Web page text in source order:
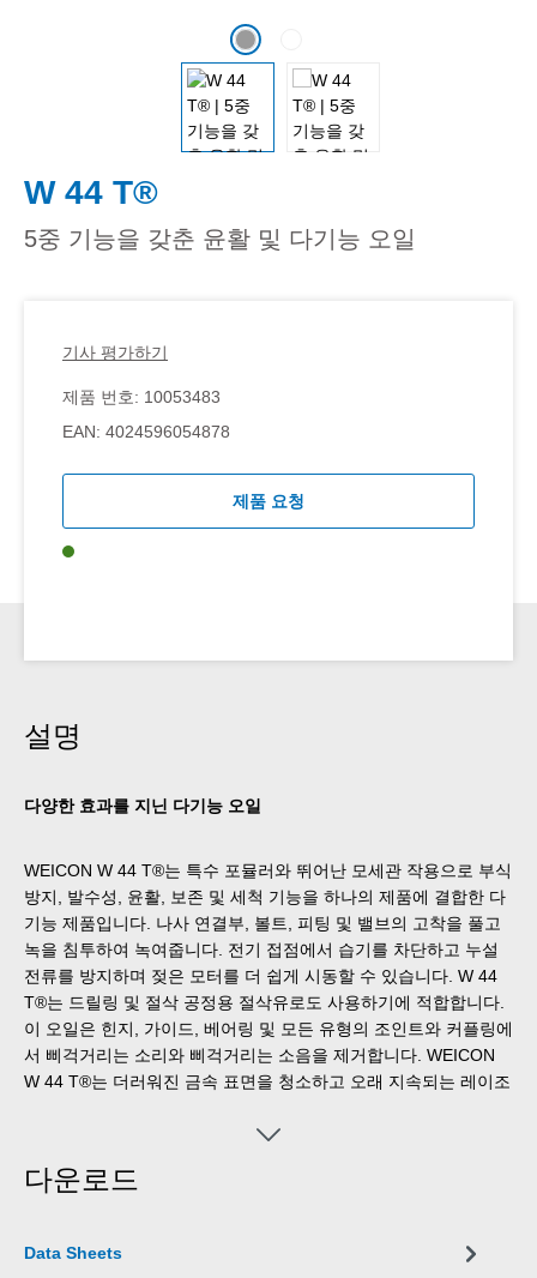
W 44 T®
5중 기능을 갖춘 윤활 및 다기능 오일
기사 평가하기
제품 번호: 10053483
EAN: 4024596054878
제품 요청
설명
다양한 효과를 지닌 다기능 오일
WEICON W 44 T®는 특수 포뮬러와 뛰어난 모세관 작용으로 부식
방지, 발수성, 윤활, 보존 및 세척 기능을 하나의 제품에 결합한 다
기능 제품입니다. 나사 연결부, 볼트, 피팅 및 밸브의 고착을 풀고
녹을 침투하여 녹여줍니다. 전기 접점에서 습기를 차단하고 누설
전류를 방지하며 젖은 모터를 더 쉽게 시동할 수 있습니다. W 44
T®는 드릴링 및 절삭 공정용 절삭유로도 사용하기에 적합합니다.
이 오일은 힌지, 가이드, 베어링 및 모든 유형의 조인트와 커플링에
서 삐걱거리는 소리와 삐걱거리는 소음을 제거합니다. WEICON
W 44 T®는 더러워진 금속 표면을 청소하고 오래 지속되는 레이조
습니다. 모든 유형의 공구, 기계, 전기 및 기계 정밀 장치를 보호하
다운로드
Data Sheets